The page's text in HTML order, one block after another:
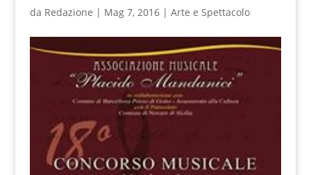
da Redazione | Mag 7, 2016| Arte e Spettacolo